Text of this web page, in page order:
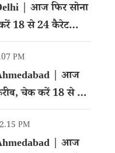
| आज फिर सोना
18 से 24 कैरेट
PM
| आज
चेक करें 18 से 24
PM
| आज